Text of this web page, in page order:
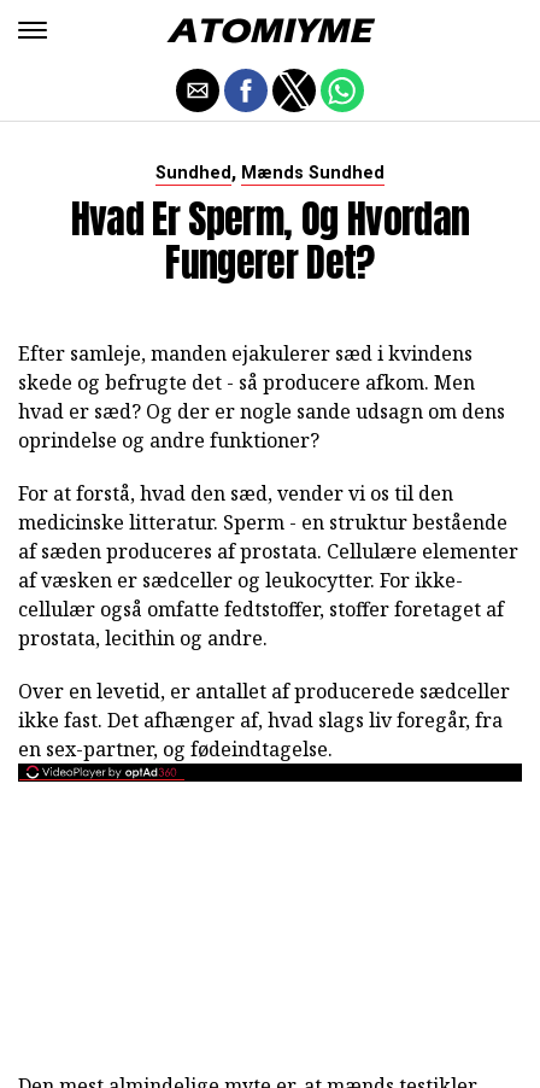
Sundhed, Mænds Sundhed
Hvad Er Sperm, Og Hvordan
Fungerer Det?
Efter samleje, manden ejakulerer sæd i kvindens
skede og befrugte det - så producere afkom. Men
hvad er sæd? Og der er nogle sande udsagn om dens
oprindelse og andre funktioner?
For at forstå, hvad den sæd, vender vi os til den
medicinske litteratur. Sperm - en struktur bestående
af sæden produceres af prostata. Cellulære elementer
af væsken er sædceller og leukocytter. For ikke-
cellulær også omfatte fedtstoffer, stoffer foretaget af
prostata, lecithin og andre.
Over en levetid, er antallet af producerede sædceller
ikke fast. Det afhænger af, hvad slags liv foregår, fra
en sex-partner, og fødeindtagelse.